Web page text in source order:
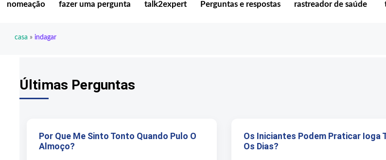
nomeação fazer uma pergunta talk2expert Perguntas e respostas rastreador de saúde
casa » indagar
Últimas Perguntas
Por Que Me Sinto Tonto Quando Pulo O
Almoço?
Os Iniciantes Podem Praticar Ioga
Os Dias?